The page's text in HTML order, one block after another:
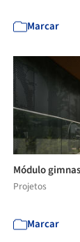
Marcar
Módulo
Projetos
Marcar